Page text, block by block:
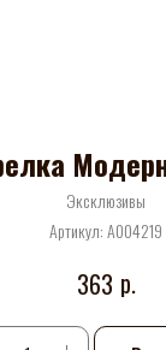
Эксклюзивы
Артикул:А004219
363 р.